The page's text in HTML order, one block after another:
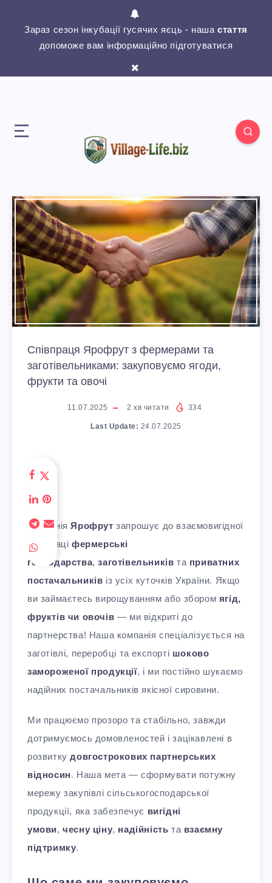
Зараз сезон інкубації гусячих яєць - нашастаття
допоможе вам інформаційно підготуватися
Співпраця Ярофрут з фермерами та
заготівельниками: закуповуємо ягоди,
фрукти та овочі
11.07.2025 2 хв читати 334
Last Update: 24.07.2025
КомпаніяЯрофрут запрошує до взаємовигідної
співпраці фермерські
господарства,заготівельників та приватних
постачальників із усіх куточків України. Якщо
ви займаєтесь вирощуванням або збором ягід,
фруктів чи овочів — ми відкриті до
партнерства! Наша компанія спеціалізується на
заготівлі, переробці та експорті шоково
замороженої продукції, і ми постійно шукаємо
надійних постачальників якісної сировини.
Ми працюємо прозоро та стабільно, завжди
дотримуємось домовленостей і зацікавлені в
розвиткудовгострокових партнерських
відносин. Наша мета — сформувати потужну
мережу закупівлі сільськогосподарської
продукції, яка забезпечує вигідні
умови,чесну ціну, надійність та взаємну
підтримку.